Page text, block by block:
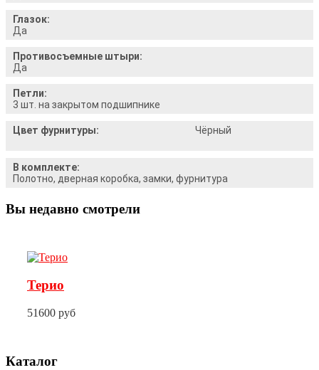
Глазок:
Да
Противосъемные штыри:
Да
Петли:
3 шт. на закрытом подшипнике
Цвет фурнитуры: Чёрный
В комплекте:
Полотно, дверная коробка, замки, фурнитура
Вы недавно смотрели
Терио
51600 руб
Каталог